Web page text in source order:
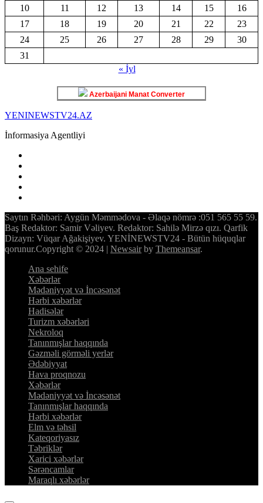
10 11 12 13 14 15
16
17
18 19 20 21 22
23
24
25 26 27 28 29
30
31
« İyl
Azerbaijani Manat Converter
YENINEWSTV24.AZ
İnformasiya Agentliyi
Saytın Rəhbəri: Aygün Məmmədova - Əlaqə nömrə :051 565 55 59.
Baş Redaktor: Samir Vəliyev. Redaktor: Sahilə Mirzə qızı. Qarfik
Dizayn: Vüqar Ağakişiyev. YENİNEWSTV24 - Bütün hüquqlar
qorunur.Copyright © 2024 | Newsairby Themeansar.
Ana sehife
Xəbərlər
Mədəniyyət və İncəsənət
Hərbi xəbərlər
Hadisələr
Turizm xəbərləri
Nekroloq
Tanınmışlar haqqında
Gəzməli görməli yerlər
Ədəbiyyat
Hava proqnozu
Xəbərlər
Mədəniyyət və İncəsənət
Tanınmışlar haqqında
Hərbi xəbərlər
Elm və təhsil
Kateqoriyasız
Təbriklər
Xarici xəbərlər
Sərəncamlar
Maraqlı xəbərlər